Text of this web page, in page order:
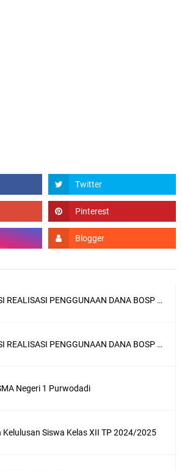
REKAPITULASI REALISASI PENGGUNAAN DANA BOSP TAHAP 2 TAHUN 2025
REKAPITULASI REALISASI PENGGUNAAN DANA BOSP TAHAP 1 TAHUN 2025
Negeri 1 Purwodadi
Kelulusan Siswa Kelas XII TP 2024/2025